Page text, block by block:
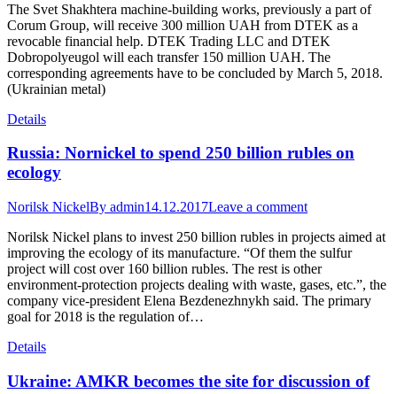
The Svet Shakhtera machine-building works, previously a part of
Corum Group, will receive 300 million UAH from DTEK as a
revocable financial help. DTEK Trading LLC and DTEK
Dobropolyeugol will each transfer 150 million UAH. The
corresponding agreements have to be concluded by March 5, 2018.
(Ukrainian metal)
Details
Russia: Nornickel to spend 250 billion rubles on
ecology
Norilsk NickelBy admin14.12.2017Leave a comment
Norilsk Nickel plans to invest 250 billion rubles in projects aimed at
improving the ecology of its manufacture. “Of them the sulfur
project will cost over 160 billion rubles. The rest is other
environment-protection projects dealing with waste, gases, etc.”, the
company vice-president Elena Bezdenezhnykh said. The primary
goal for 2018 is the regulation of…
Details
Ukraine: AMKR becomes the site for discussion of